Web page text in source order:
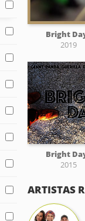
Bright
2019
Bright
2015
ARTISTAS